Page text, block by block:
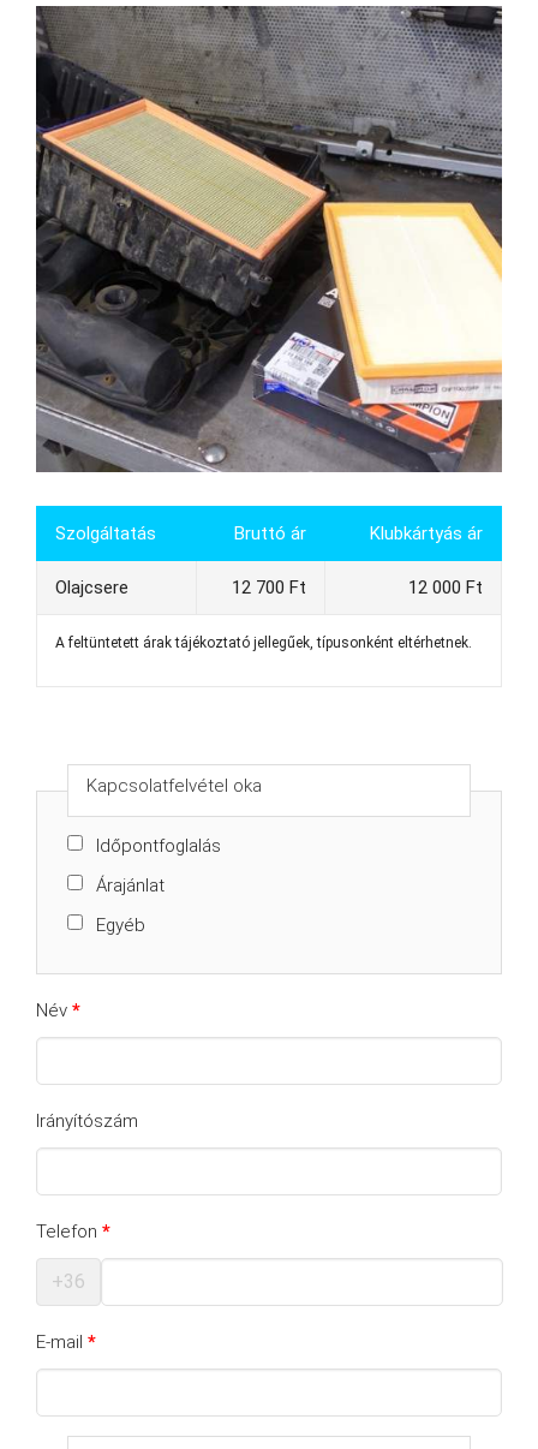
Szolgáltatás Bruttó ár Klubkártyás ár
Olajcsere 12 700 Ft 12 000 Ft
A feltüntetett árak tájékoztató jellegűek, típusonként eltérhetnek.
Kapcsolatfelvétel oka
Időpontfoglalás
Árajánlat
Egyéb
Név *
Irányítószám
Telefon *
+36
E-mail *